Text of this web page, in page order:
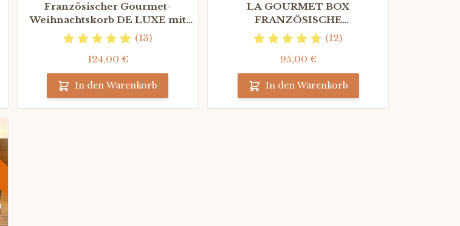
Französischer Gourmet-
Weihnachtskorb DE LUXE mit
Champagne(13)
124,00 €
In den Warenkorb
LA GOURMET BOX
FRANZÖSISCHE
HORSD'ŒUVRES DE LUXE mit
Rotwein Grand Cru
(12)
95,00 €
In den Warenkorb